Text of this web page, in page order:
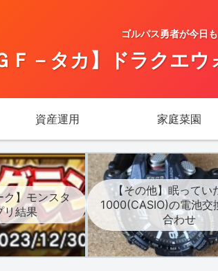
ゴルパス勇者が今日
Ｆ－タカ】ドラクエ
資産運用 家庭菜園
ク】モンスタ
リ結果
【その他】眠ってい
1000(CASIO)の電池交
合わせ